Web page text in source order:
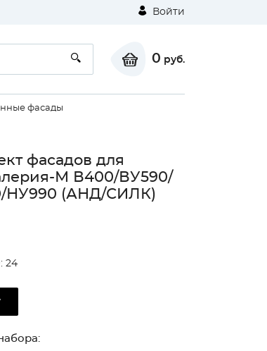
Войти
0 руб.
фасады
фасадов для
М В400/ВУ590/
НУ990 (АНД/СИЛК)
24